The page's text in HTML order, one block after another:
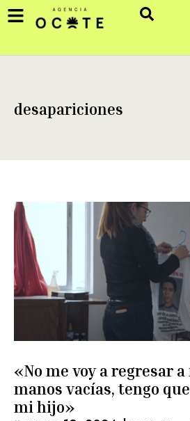
desapariciones
«No me voy a regresar
manos vacías, tengo
mi hijo»